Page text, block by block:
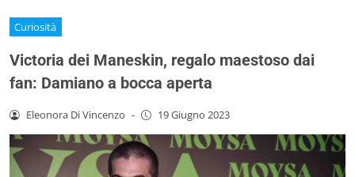
Curiosità
Victoria dei Maneskin, regalo maestoso dai
fan: Damiano a bocca aperta
Eleonora Di Vincenzo - 19 Giugno 2023